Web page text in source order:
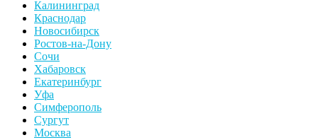
Калининград
Краснодар
Новосибирск
Ростов-на-Дону
Сочи
Хабаровск
Екатеринбург
Уфа
Симферополь
Сургут
Москва